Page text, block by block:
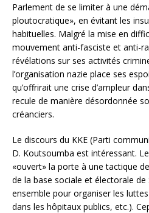
Parlement de se limiter à une
ploutocratique», en évitant les
habituelles. Malgré la mise en
mouvement anti-fasciste et anti-
révélations sur ses activités
l’organisation nazie place ses
qu’offrirait une crise d’ampleur
recule de manière désordonnée
créanciers.
Le discours du KKE (Parti
D. Koutsoumba est intéressant.
«ouvert» la porte à une tactique
de la base sociale et électorale de
ensemble pour organiser les
dans les hôpitaux publics, etc.).